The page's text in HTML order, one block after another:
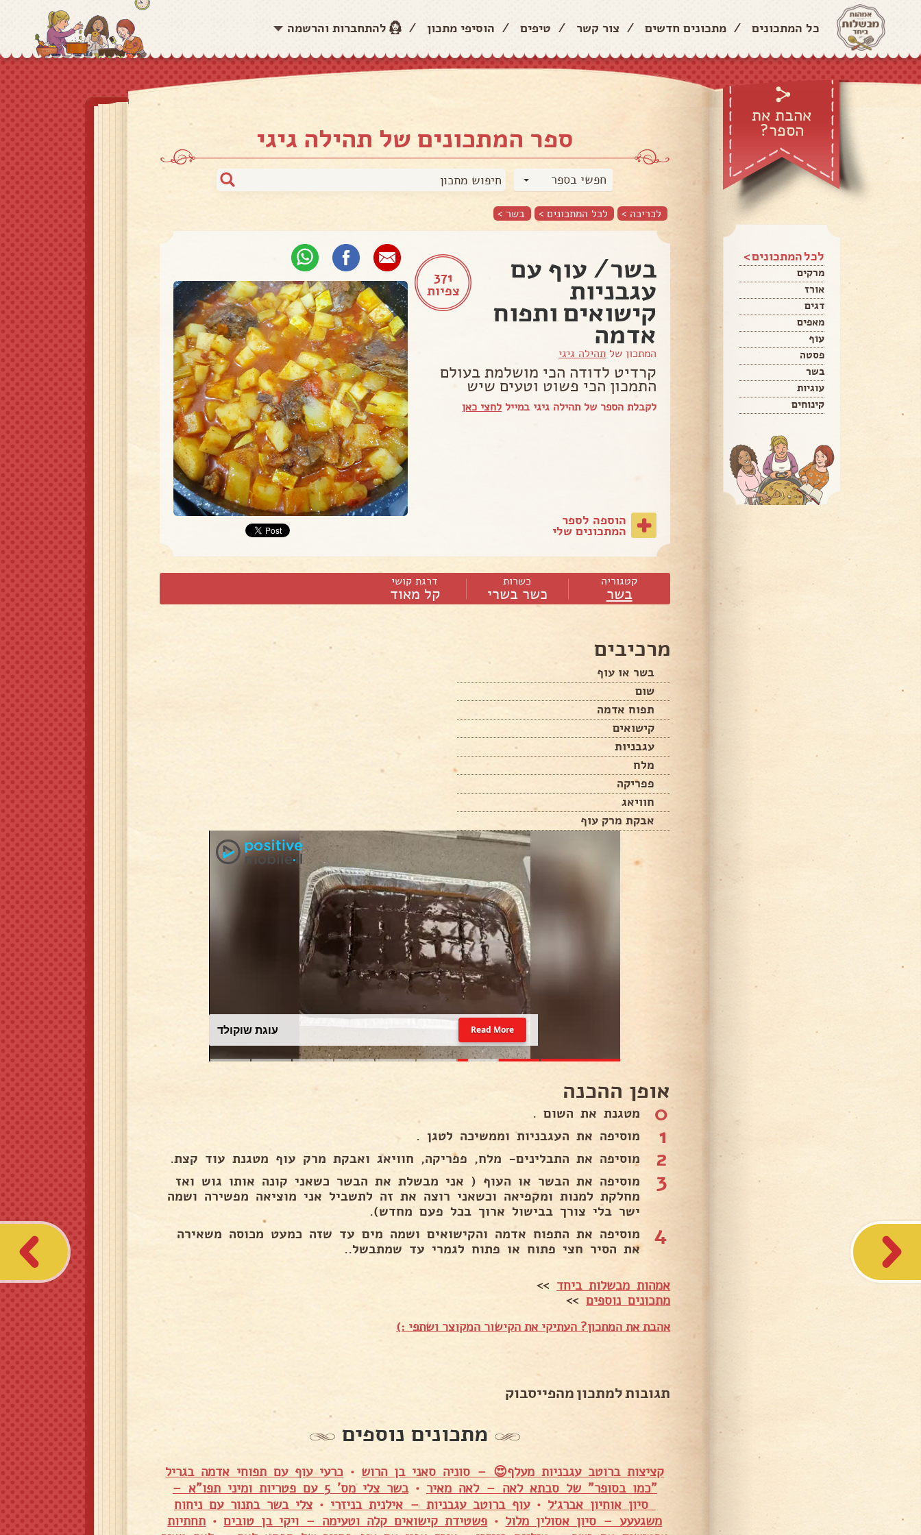
כל המתכונים / מתכונים חדשים / צור קשר / טיפים / הוסיפי מתכון / להתחברות והרשמה
אהבת את
הספר?
לכל המתכונים >
מרקים
אורז
דגים
מאפים
עוף
פסטה
בשר
עוגיות
קינוחים
ספר המתכונים של תהילה גיגי
חפשי בספר
לכריכה > לכל המתכונים > בשר >
371
צפיות
בשר/ עוף עם
עגבניות
קישואים ותפוח
אדמה
המתכון של תהילה גיגי
קרדיט לדודה הכי מושלמת בעולם
התמכון הכי פשוט וטעים שיש
לקבלת הספר של תהילה גיגי במייל לחצי כאן
הוספה לספר
המתכונים שלי
קטגוריה
בשר
כשרות
כשר בשרי
דרגת קושי
קל מאוד
מרכיבים
בשר או עוף
שום
תפוח אדמה
קישואים
עגבניות
מלח
פפריקה
חוויאג
אבקת מרק עוף
עוגת שוקולד Read More
אופן ההכנה
0 מטגנת את השום .
1 מוסיפה את העגבניות וממשיכה לטגן .
2 מוסיפה את התבלינים- מלח, פפריקה, חוויאג ואבקת מרק עוף מטגנת עוד קצת.
3
מוסיפה את הבשר או העוף ( אני מבשלת את הבשר כשאני קונה אותו גוש ואז
מחלקת למנות ומקפיאה וכשאני רוצה את זה לתשביל אני מוציאה מפשירה ושמה
ישר בלי צורך בבישול ארוך בכל פעם מחדש).
4
מוסיפה את התפוח אדמה והקישואים ושמה מים עד שזה כמעט מכוסה משאירה
את הסיר חצי פתוח או פתוח לגמרי עד שמתבשל..
אמהות מבשלות ביחד >>
מתכונים נוספים>>
אהבת את המתכון? העתיקי את הקישור המקוצר ושתפי :)
תגובות למתכון מהפייסבוק
מתכונים נוספים
קציצות ברוטב עגבניות מעלף😍 – סוניה סאני בן הרוש • כרעי עוף עם תפוחי אדמה בגריל
"כמו בסופר" של סבתא לאה – לאה מאיר •
בשר צלי מס' 5 עם פטריות ומיני תפו"א –
סיון אוחיון אברג׳ל •עוף ברוטב עגבניות – אילנית בניזרי •צלי בשר בתנור עם ניחוח
משגעעע – סיון אסולין מלול • פשטידת קישואים קלה וטעימה – ויקי בן טובים• תחתיות